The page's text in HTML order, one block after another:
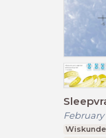
February
Wiskunde